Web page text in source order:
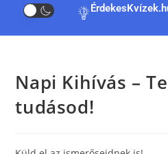
Napi Kihívás –
tudásod!